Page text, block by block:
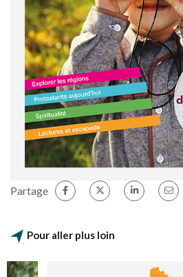
Partage
Pour aller plus loin